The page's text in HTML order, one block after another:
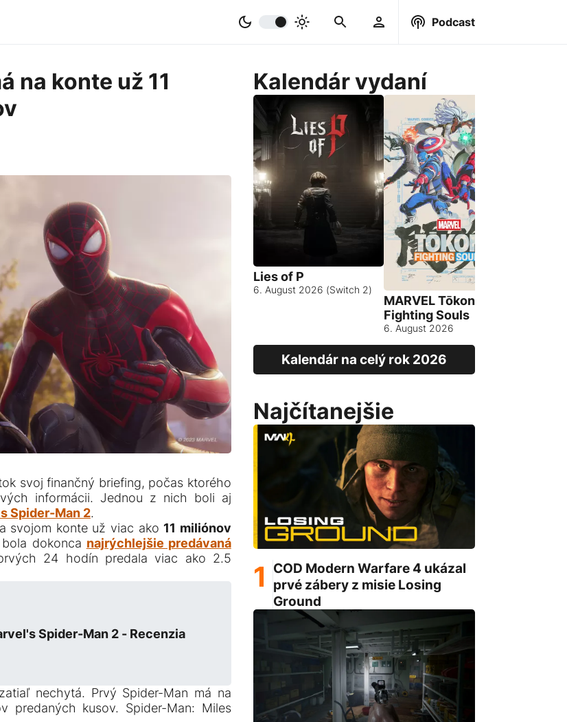
Podcast
na konte už 11
svoj finančný briefing, počas ktorého
informácii. Jednou z nich boli aj
Spider-Man 2.
svojom konte už viac ako 11 miliónov
dokonca najrýchlejšie predávaná
24 hodín predala viac ako 2.5
Spider-Man 2 - Recenzia
nechytá. Prvý Spider-Man má na
predaných kusov. Spider-Man: Miles
Kalendár vydaní
Lies of P
6. August 2026 (Switch 2)
MARVEL Tōkon:
Fighting Souls
6. August 2026
Kalendár na celý rok 2026
Najčítanejšie
COD Modern Warfare 4 ukázal
prvé zábery z misie Losing
Ground